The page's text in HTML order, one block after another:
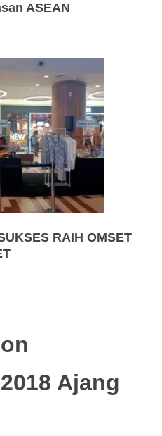
ASEAN
RAIH OMSET
Ajang